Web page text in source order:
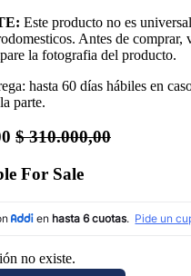
Este producto no es
Antes de comprar,
la fotografia del producto.
hasta 60 días hábiles en
parte.
$310.000,00
For Sale
no existe.